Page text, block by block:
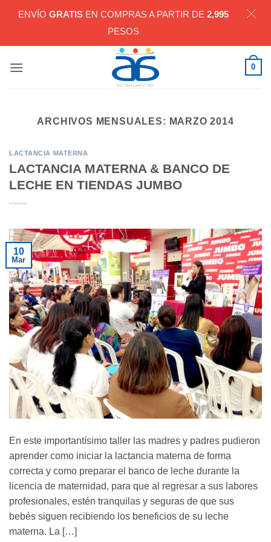
0
ARCHIVOS MENSUALES: MARZO 2014
LACTANCIA MATERNA
LACTANCIA MATERNA & BANCO DE
LECHE EN TIENDAS JUMBO
10
Mar
En este importantísimo taller las madres y padres pudieron
aprender como iniciar la lactancia materna de forma
correcta y como preparar el banco de leche durante la
licencia de maternidad, para que al regresar a sus labores
profesionales, estén tranquilas y seguras de que sus
bebés siguen recibiendo los beneficios de su leche
materna. La […]
ENVÍO GRATIS EN COMPRAS A PARTIR DE 2,995
PESOS